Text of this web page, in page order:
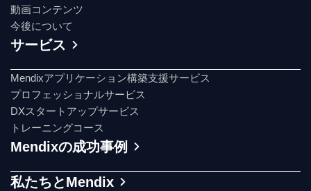
動画コンテンツ
今後について
サービス
Mendixアプリケーション構築支援サービス
プロフェッショナルサービス
DXスタートアップサービス
トレーニングコース
Mendixの成功事例
私たちとMendix